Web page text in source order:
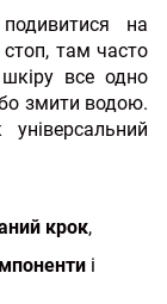
на
стоп, там часто
все одно
змити водою.
крок,
і